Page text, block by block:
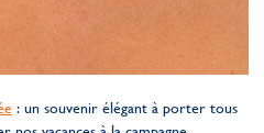
: un souvenir élégant à porter tous